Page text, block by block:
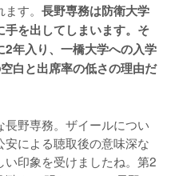
す。 長野専務は防衛大学
を出してしまいます。そ
2年入り、一橋大学への入学
白と出席率の低さの理由だ
野専務。ザイールについ
による聴取後の意味深な
印象を受けましたね。第2